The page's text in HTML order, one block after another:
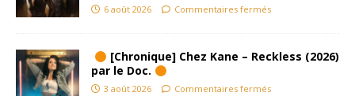
6 août 2026 Commentaires fermés
[Chronique] Chez Kane – Reckless (2026)
par le Doc.
3 août 2026 Commentaires fermés